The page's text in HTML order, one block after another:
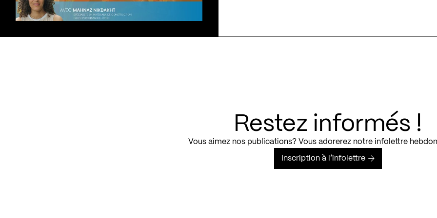
Restez informés !
Vous aimez nos publications? Vous adorerez notre infolettre
Inscription à l’infolettre